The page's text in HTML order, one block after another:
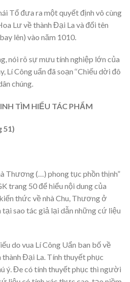
Tổ đưa ra một quyết định vô cùng
Lư về thành Đại La và đổi tên
lên) vào năm 1010.
nói rõ sự mưu tính nghiệp lớn của
Lí Công uẩn đã soạn ‘‘Chiếu dời đô
chúng.
TÌM HlỂU TÁC PHẨM
51)
Thương (…) phong tục phồn thịnh”
trang 50 để hiểu nội dung của
thức về nhà Chu, Thương ở
sao tác giả lại dẫn những cứ liệu
do vua Lí Công Uẩn ban bố về
Đại La. Tính thuyết phục
ý. Đe có tính thuyết phục thì người